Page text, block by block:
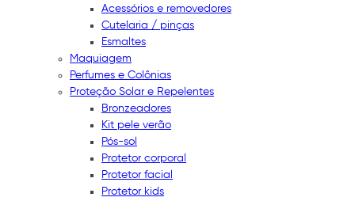
Acessórios e removedores
Cutelaria / pinças
Esmaltes
Maquiagem
Perfumes e Colônias
Proteção Solar e Repelentes
Bronzeadores
Kit pele verão
Pós-sol
Protetor corporal
Protetor facial
Protetor kids